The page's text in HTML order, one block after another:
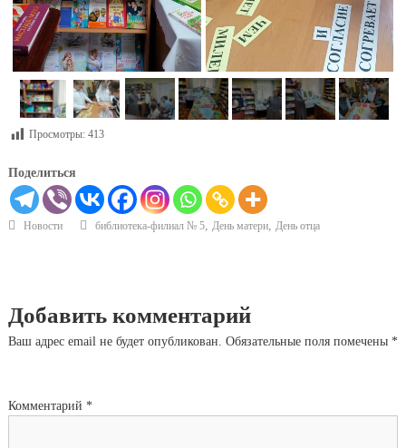
Просмотры: 413
Поделиться
Новости библиотека-филиал № 5, День матери, День отца
Добавить комментарий
Ваш адрес email не будет опубликован. Обязательные поля помечены *
Комментарий *